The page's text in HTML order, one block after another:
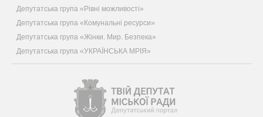
Депутатська група «Рівні можливості»
Депутатська група «Комунальні ресурси»
Депутатська група «Жінки. Мир. Безпека»
Депутатська група «УКРАЇНСЬКА МРІЯ»